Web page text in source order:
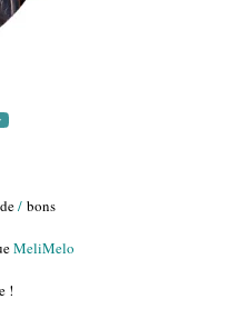
/ bons
MeliMelo
!